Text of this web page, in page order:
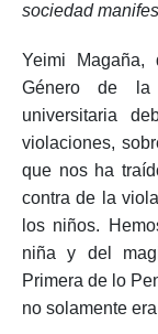
sociedad
Yeimi
Género de la
universitaria
violaciones,
que nos ha
contra de la
los niños.
niña y del
Primera de lo
no solamente